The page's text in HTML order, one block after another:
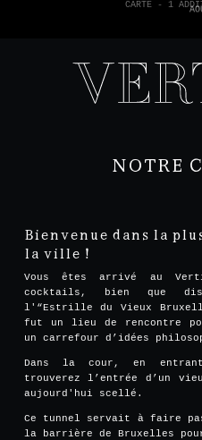
NOUS N'ACCEPTONS PAS LES
NOTRE
Bienvenue dans la
la ville !
Vous êtes arrivé au
cocktails, bien que
l'“Estrille du Vieux
fut un lieu de rencontre
un carrefour d’idées
Dans la cour, en
trouverez l’entrée d’un
aujourd'hui scellé.
Ce tunnel servait à faire
la barrière de Bruxelles